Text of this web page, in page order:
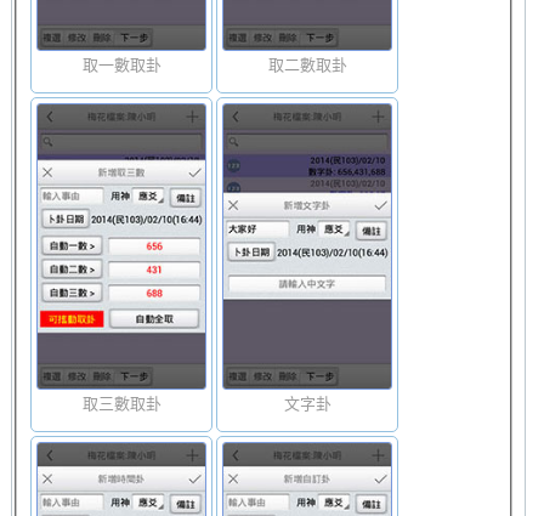
取一數取卦 取二數取卦
取三數取卦 文字卦